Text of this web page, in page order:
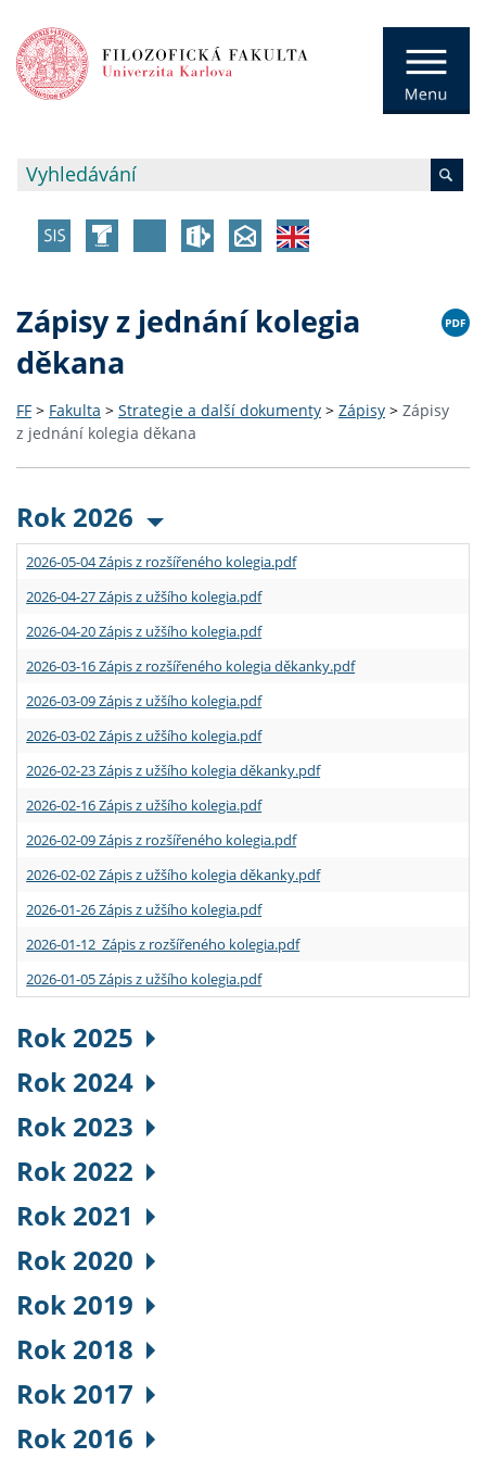
Zápisy z jednání kolegia
děkana
FF > Fakulta > Strategie a další dokumenty > Zápisy > Zápisy
z jednání kolegia děkana
Rok 2026
2026-05-04 Zápis z rozšířeného kolegia.pdf
2026-04-27 Zápis z užšího kolegia.pdf
2026-04-20 Zápis z užšího kolegia.pdf
2026-03-16 Zápis z rozšířeného kolegia děkanky.pdf
2026-03-09 Zápis z užšího kolegia.pdf
2026-03-02 Zápis z užšího kolegia.pdf
2026-02-23 Zápis z užšího kolegia děkanky.pdf
2026-02-16 Zápis z užšího kolegia.pdf
2026-02-09 Zápis z rozšířeného kolegia.pdf
2026-02-02 Zápis z užšího kolegia děkanky.pdf
2026-01-26 Zápis z užšího kolegia.pdf
2026-01-12 Zápis z rozšířeného kolegia.pdf
2026-01-05 Zápis z užšího kolegia.pdf
Rok 2025
Rok 2024
Rok 2023
Rok 2022
Rok 2021
Rok 2020
Rok 2019
Rok 2018
Rok 2017
Rok 2016